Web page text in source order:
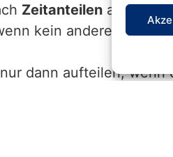
Zeitanteilen
kein anderer
dann aufteilen,